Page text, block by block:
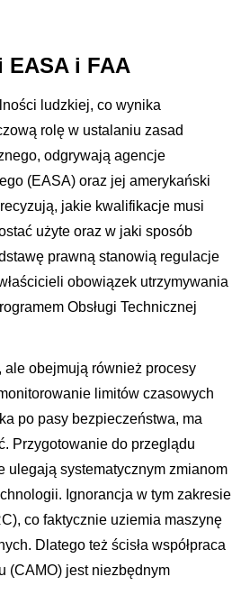
EASA i FAA
ludzkiej, co wynika
rolę w ustalaniu zasad
odgrywają agencje
(EASA) oraz jej amerykański
jakie kwalifikacje musi
użyte oraz w jaki sposób
prawną stanowią regulacje
obowiązek utrzymywania
Obsługi Technicznej
ale obejmują również procesy
limitów czasowych
po pasy bezpieczeństwa, ma
Przygotowanie do przeglądu
ulegają systematycznym zmianom
Ignorancja w tym zakresie
co faktycznie uziemia maszynę
Dlatego też ścisła współpraca
(CAMO) jest niezbędnym